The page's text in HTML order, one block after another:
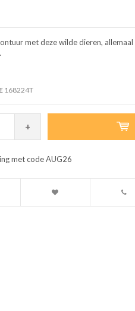
met deze wilde dieren,
168224T
+
met code AUG26